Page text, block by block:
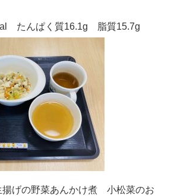
たんぱく質16.1g 脂質15.7g
げの野菜あんかけ煮 小松菜のお